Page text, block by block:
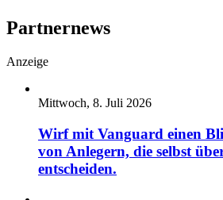
Partnernews
Anzeige
Mittwoch, 8. Juli 2026
Wirf mit Vanguard einen
von Anlegern, die selbst
entscheiden.